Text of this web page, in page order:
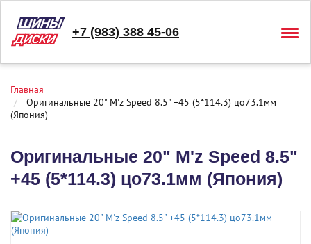
+7 (983) 388 45-06
Главная
Оригинальные 20" M'z Speed 8.5" +45 (5*114.3) цо73.1мм
(Япония)
Оригинальные 20" M'z Speed 8.5"
+45 (5*114.3) цо73.1мм (Япония)